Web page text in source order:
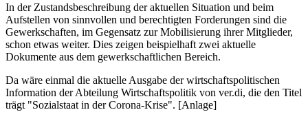
In der Zustandsbeschreibung der aktuellen Situation und beim
Aufstellen von sinnvollen und berechtigten Forderungen sind die
Gewerkschaften, im Gegensatz zur Mobilisierung ihrer Mitglieder,
schon etwas weiter. Dies zeigen beispielhaft zwei aktuelle
Dokumente aus dem gewerkschaftlichen Bereich.
Da wäre einmal die aktuelle Ausgabe der wirtschaftspolitischen
Information der Abteilung Wirtschaftspolitik von ver.di, die den Titel
trägt "Sozialstaat in der Corona-Krise". [Anlage]